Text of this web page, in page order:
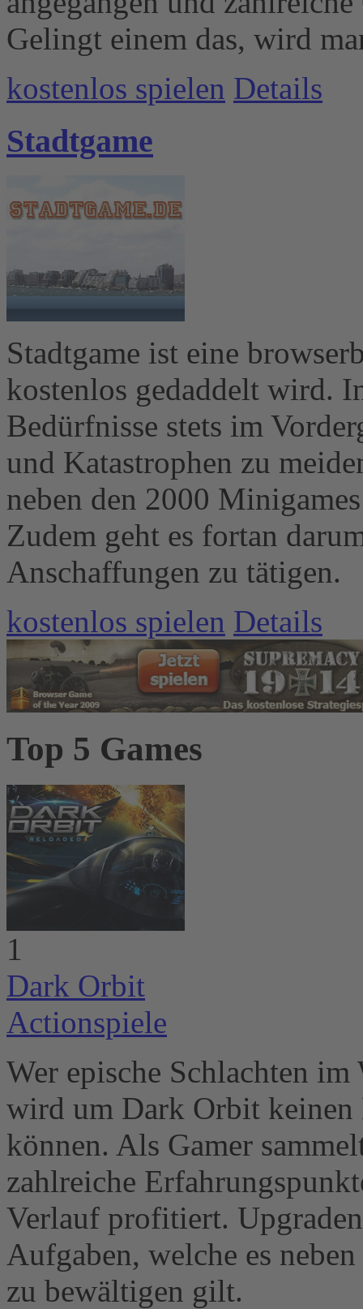
Gelingt einem das, wird
kostenlos spielen Details
Stadtgame
Stadtgame ist eine
kostenlos gedaddelt wird.
Bedürfnisse stets im
und Katastrophen zu
neben den 2000
Zudem geht es fortan
Anschaffungen zu tätigen.
kostenlos spielen Details
Top 5 Games
1
Dark Orbit
Actionspiele
Wer epische Schlachten
wird um Dark Orbit keinen
können. Als Gamer
zahlreiche
Verlauf profitiert.
Aufgaben, welche es
zu bewältigen gilt.